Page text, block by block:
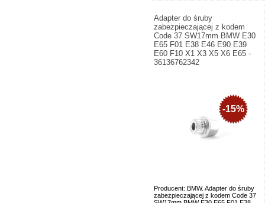
Adapter do śruby
zabezpieczającej z kodem
Code 37 SW17mm BMW E30
E65 F01 E38 E46 E90 E39
E60 F10 X1 X3 X5 X6 E65 -
36136762342
Producent: BMW. Adapter do śruby
zabezpieczającej z kodem Code 37
-15%